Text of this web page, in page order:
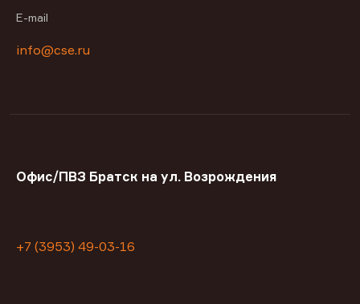
E-mail
info@cse.ru
Офис/ПВЗ Братск на ул. Возрождения
+7 (3953) 49-03-16